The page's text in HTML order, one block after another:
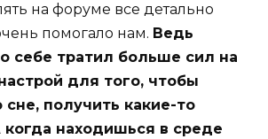
на форуме все детально
помогало нам. Ведь
себе тратил больше сил на
для того, чтобы
сне, получить какие-то
когда находишься в среде